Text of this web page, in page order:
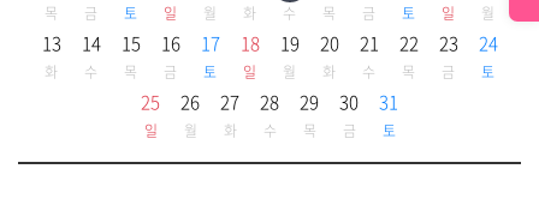
목 금 토 일 월 화 수 목 금 토 일 월
13
화
14
수
15
목
16
금
17
토
18
일
19
월
20
화
21
수
22
목
23
금
24
토
25
일
26
월
27
화
28
수
29
목
30
금
31
토